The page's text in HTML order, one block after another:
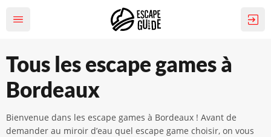
Tous les escape games à
Bordeaux
Bienvenue dans les escape games à Bordeaux ! Avant de
demander au miroir d’eau quel escape game choisir, on vous